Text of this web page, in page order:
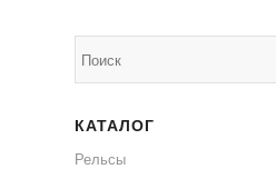
КАТАЛОГ
Рельсы